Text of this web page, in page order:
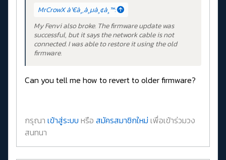
MrCrowX à¹€à¸‚à¸µà¸¢à¸™:
My Fenvi also broke. The firmware update was
successful, but it says the network cable is not
connected. I was able to restore it using the old
firmware.
Can you tell me how to revert to older firmware?
กรุณา เข้าสู่ระบบ หรือ สมัครสมาชิกใหม่ เพื่อเข้าร่วมวง
สนทนา